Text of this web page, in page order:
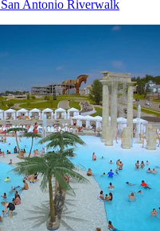
Antonio Riverwalk